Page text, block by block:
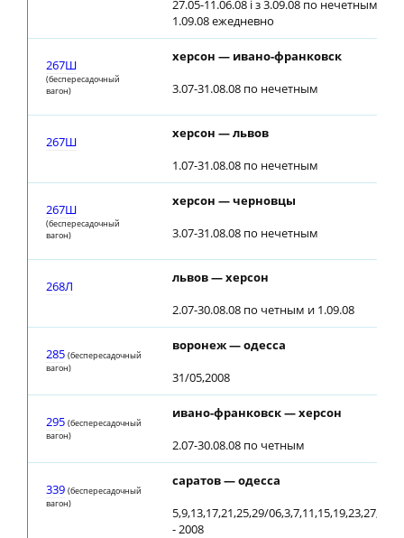
27.05-11.06.08 і з 3.09.08 по нечетным;
1.09.08 ежедневно
267Ш
(беспересадочный
вагон)
херсон — ивано-франковск
3.07-31.08.08 по нечетным
267Ш
херсон — львов
1.07-31.08.08 по нечетным
267Ш
(беспересадочный
вагон)
херсон — черновцы
3.07-31.08.08 по нечетным
268Л
львов — херсон
2.07-30.08.08 по четным и 1.09.08
285 (беспересадочный
вагон)
воронеж — одесса
31/05,2008
295 (беспересадочный
вагон)
ивано-франковск — херсон
2.07-30.08.08 по четным
339 (беспересадочный
вагон)
саратов — одесса
5,9,13,17,21,25,29/06,3,7,11,15,19,23,27,31/
- 2008